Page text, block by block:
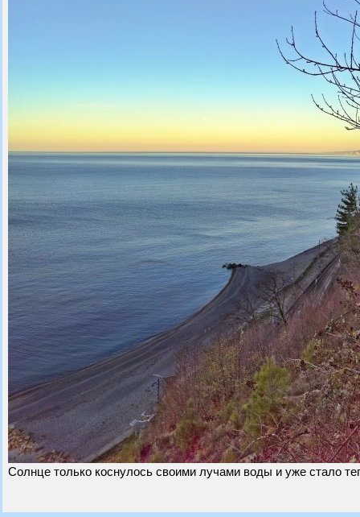
Солнце только коснулось своими лучами воды и уже стало